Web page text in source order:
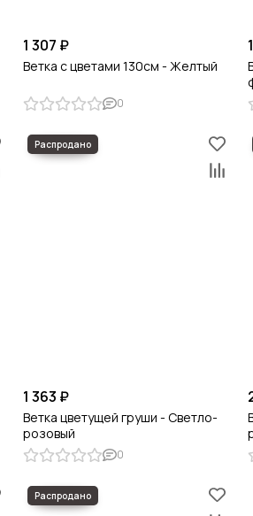
1 307 ₽
Ветка с цветами 130см - Желтый
0
1 363 ₽
Ветка цветущей груши - Светло-
розовый
0